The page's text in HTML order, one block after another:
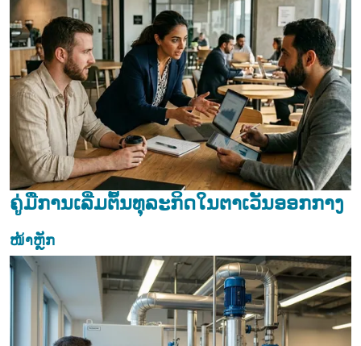
ຄູ່ມືການເລີ່ມຕົ້ນທຸລະກິດໃນຕາເວັນອອກກາງ
ໜ້າຫຼັກ